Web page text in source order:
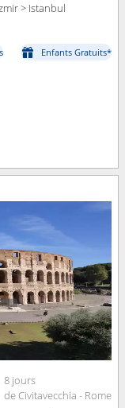
> Istanbul
Enfants Gratuits*
8 jours
de Civitavecchia - Rome